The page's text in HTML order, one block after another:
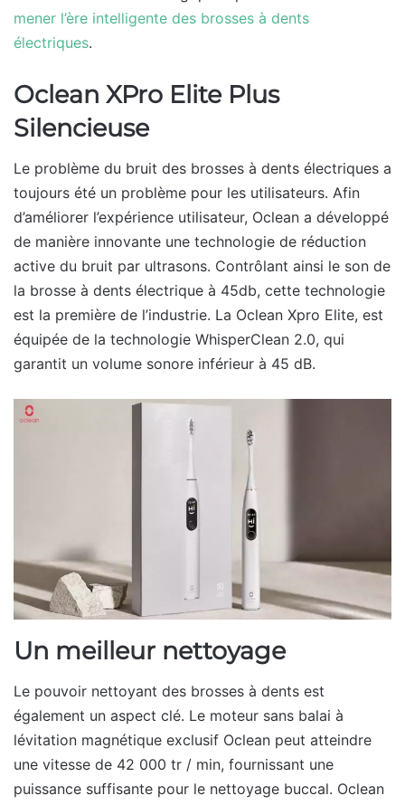
mener l’ère intelligente des brosses à dents
électriques.
Oclean XPro Elite Plus
Silencieuse
Le problème du bruit des brosses à dents électriques a
toujours été un problème pour les utilisateurs. Afin
d’améliorer l’expérience utilisateur, Oclean a développé
de manière innovante une technologie de réduction
active du bruit par ultrasons. Contrôlant ainsi le son de
la brosse à dents électrique à 45db, cette technologie
est la première de l’industrie. La Oclean Xpro Elite, est
équipée de la technologie WhisperClean 2.0, qui
garantit un volume sonore inférieur à 45 dB.
Un meilleur nettoyage
Le pouvoir nettoyant des brosses à dents est
également un aspect clé. Le moteur sans balai à
lévitation magnétique exclusif Oclean peut atteindre
une vitesse de 42 000 tr / min, fournissant une
puissance suffisante pour le nettoyage buccal. Oclean